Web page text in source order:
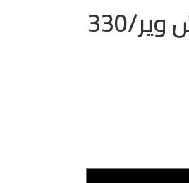
لوريال بودرة ناشفة انفاليبل فريش وير/330